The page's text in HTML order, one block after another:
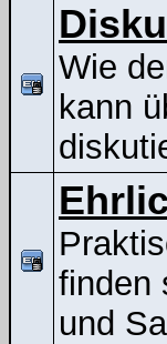
Wie
kann
finden
und